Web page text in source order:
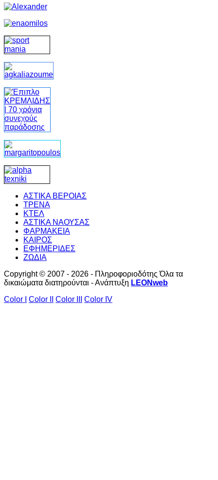
ΑΣΤΙΚΑ ΒΕΡΟΙΑΣ
ΤΡΕΝΑ
ΚΤΕΛ
ΑΣΤΙΚΑ ΝΑΟΥΣΑΣ
ΦΑΡΜΑΚΕΙΑ
ΚΑΙΡΟΣ
ΕΦΗΜΕΡΙΔΕΣ
ΖΩΔΙΑ
Copyright © 2007 - 2026 - Πληροφοριοδότης Όλα τα
δικαιώματα διατηρούνται - Ανάπτυξη LEONweb
Color I
Color II Color III Color IV